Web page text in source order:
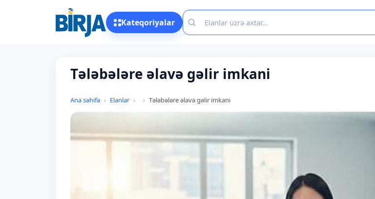
Kateqoriyalar
Tələbələre əlavə gəlir imkani
Ana səhifə Elanlar Tələbələre əlavə gəlir imkani